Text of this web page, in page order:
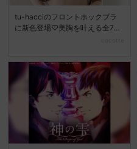
tu-hacciのフロントホックブラ
に新色登場♡美胸を叶える全7色